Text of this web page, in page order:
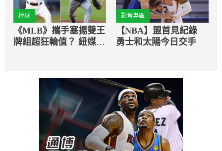
棒球
《MLB》攜手塞揚雙王
牌組超狂輪值？ 紐媒建
影音專區
【NBA】盟首見紀錄
勇士和太陽今日交手